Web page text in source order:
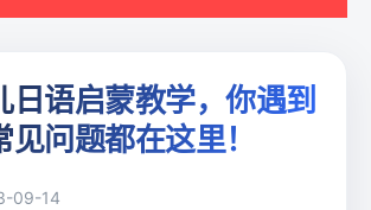
日语启蒙教学，你遇到
见问题都在这里！
09-14